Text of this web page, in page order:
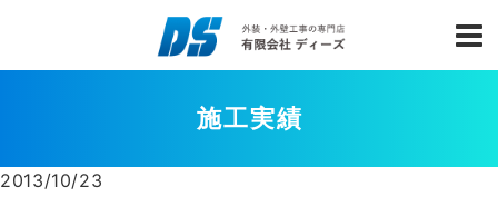
施工実績
2013/10/23